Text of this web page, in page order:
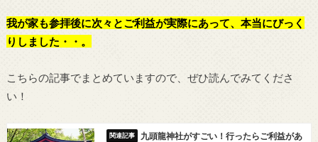
我が家も参拝後に次々とご利益が実際にあって、本当にびっく
りしました・・。
こちらの記事でまとめていますので、ぜひ読んでみてくださ
い！
九頭龍神社がすごい！行ったらご利益があ